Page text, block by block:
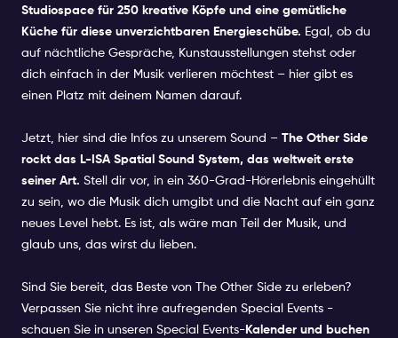
Studiospace für 250 kreative Köpfe und eine gemütliche
Küche für diese unverzichtbaren Energieschübe. Egal, ob du
auf nächtliche Gespräche, Kunstausstellungen stehst oder
dich einfach in der Musik verlieren möchtest – hier gibt es
einen Platz mit deinem Namen darauf.
Jetzt, hier sind die Infos zu unserem Sound – The Other Side
rockt das L-ISA Spatial Sound System, das weltweit erste
seiner Art. Stell dir vor, in ein 360-Grad-Hörerlebnis eingehüllt
zu sein, wo die Musik dich umgibt und die Nacht auf ein ganz
neues Level hebt. Es ist, als wäre man Teil der Musik, und
glaub uns, das wirst du lieben.
Sind Sie bereit, das Beste von The Other Side zu erleben?
Verpassen Sie nicht ihre aufregenden Special Events -
schauen Sie in unseren Special Events-Kalender und buchen